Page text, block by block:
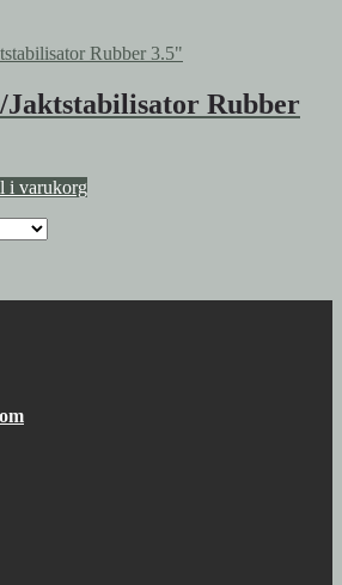
Jaktstabilisator Rubber
i varukorg